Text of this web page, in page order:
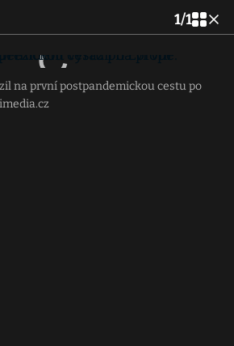
1/1
na první postpandemickou cestu po